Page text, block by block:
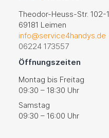
Theodor-Heuss-Str. 102-
69181 Leimen
info@service4handys.de
06224 173557
Öffnungszeiten
Montag bis Freitag
09:30 – 18:30 Uhr
Samstag
09:30 – 16:00 Uhr